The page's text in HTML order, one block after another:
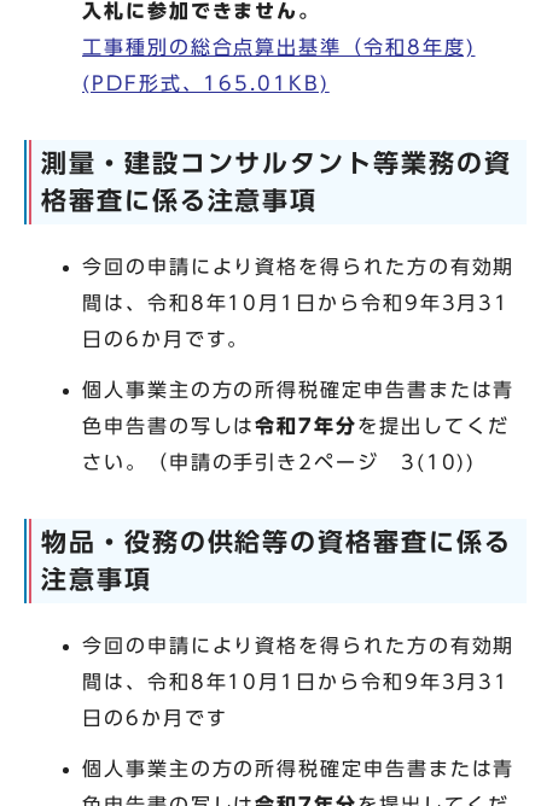
入札に参加できません。
工事種別の総合点算出基準（令和8年度)
(PDF形式、165.01KB)
測量・建設コンサルタント等業務の資
格審査に係る注意事項
今回の申請により資格を得られた方の有効期
間は、令和8年10月1日から令和9年3月31
日の6か月です。
個人事業主の方の所得税確定申告書または青
色申告書の写しは令和7年分を提出してくだ
さい。（申請の手引き2ページ 3(10))
物品・役務の供給等の資格審査に係る
注意事項
今回の申請により資格を得られた方の有効期
間は、令和8年10月1日から令和9年3月31
日の6か月です
個人事業主の方の所得税確定申告書または青